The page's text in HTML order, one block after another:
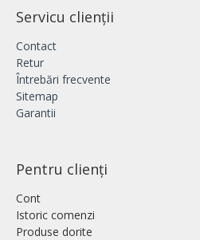
Servicu clienții
Contact
Retur
Întrebări frecvente
Sitemap
Garantii
Pentru clienți
Cont
Istoric comenzi
Produse dorite